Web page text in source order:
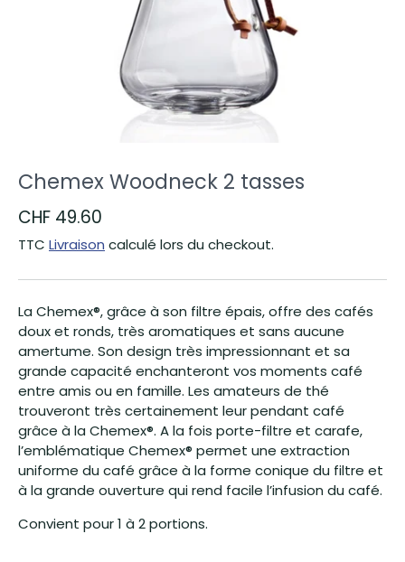
Chemex Woodneck 2 tasses
CHF 49.60
TTC Livraison calculé lors du checkout.
La Chemex®, grâce à son filtre épais, offre des cafés
doux et ronds, très aromatiques et sans aucune
amertume. Son design très impressionnant et sa
grande capacité enchanteront vos moments café
entre amis ou en famille. Les amateurs de thé
trouveront très certainement leur pendant café
grâce à la Chemex®. A la fois porte-filtre et carafe,
l’emblématique Chemex® permet une extraction
uniforme du café grâce à la forme conique du filtre et
à la grande ouverture qui rend facile l’infusion du café.
Convient pour 1 à 2 portions.